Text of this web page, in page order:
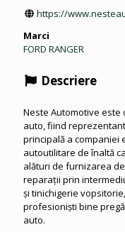
https://
Marci
FORD RANGER
Descriere
Neste Automotive este
auto, fiind
principală a companiei
autoutilitare de înaltă
alături de furnizarea
reparații prin
și tinichigerie
profesioniști bine
auto.